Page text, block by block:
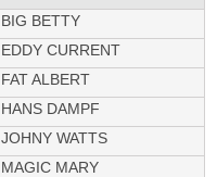
BIG BETTY
EDDY CURRENT
FAT ALBERT
HANS DAMPF
JOHNY WATTS
MAGIC MARY